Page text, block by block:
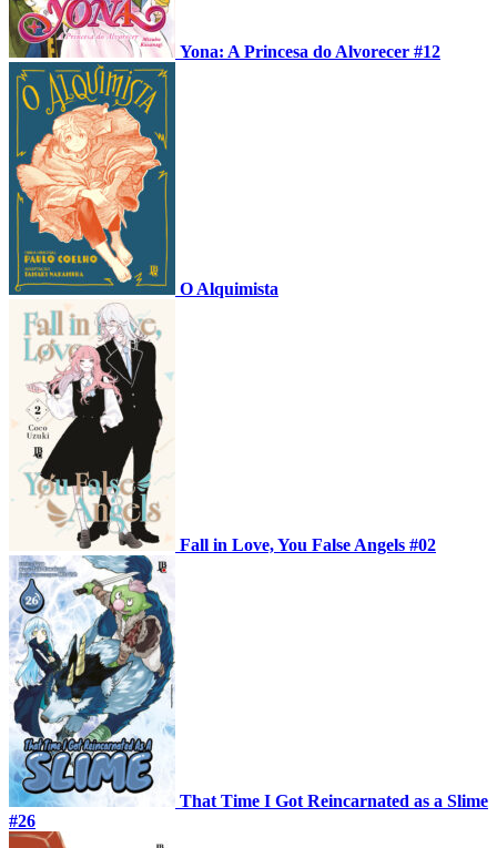
Yona: A Princesa do Alvorecer #12
O Alquimista
Fall in Love, You False Angels #02
That Time I Got Reincarnated as a Slime
#26